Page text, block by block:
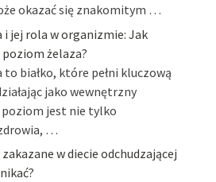
okazać się znakomitym …
i jej rola w organizmie: Jak
żelaza?
to białko, które pełni kluczową
jako wewnętrzny
poziom jest nie tylko
…
w diecie odchudzającej